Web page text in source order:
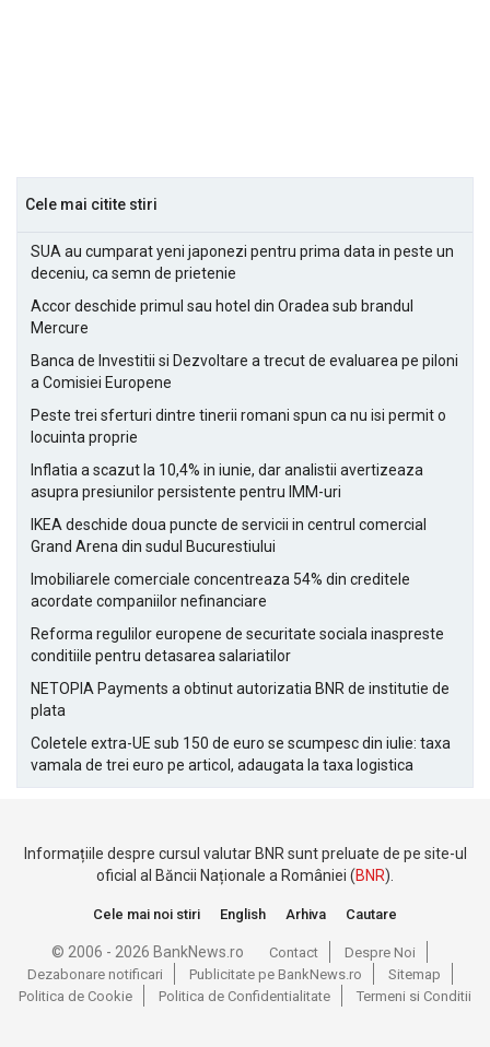
Cele mai citite stiri
SUA au cumparat yeni japonezi pentru prima data in peste un
deceniu, ca semn de prietenie
Accor deschide primul sau hotel din Oradea sub brandul
Mercure
Banca de Investitii si Dezvoltare a trecut de evaluarea pe piloni
a Comisiei Europene
Peste trei sferturi dintre tinerii romani spun ca nu isi permit o
locuinta proprie
Inflatia a scazut la 10,4% in iunie, dar analistii avertizeaza
asupra presiunilor persistente pentru IMM-uri
IKEA deschide doua puncte de servicii in centrul comercial
Grand Arena din sudul Bucurestiului
Imobiliarele comerciale concentreaza 54% din creditele
acordate companiilor nefinanciare
Reforma regulilor europene de securitate sociala inaspreste
conditiile pentru detasarea salariatilor
NETOPIA Payments a obtinut autorizatia BNR de institutie de
plata
Coletele extra-UE sub 150 de euro se scumpesc din iulie: taxa
vamala de trei euro pe articol, adaugata la taxa logistica
Informațiile despre cursul valutar BNR sunt preluate de pe site-ul
oficial al Băncii Naționale a României (BNR).
Cele mai noi stiri English Arhiva Cautare
© 2006 - 2026 BankNews.ro Contact
Despre Noi
Dezabonare notificari
Publicitate pe BankNews.ro
Sitemap
Politica de Cookie
Politica de Confidentialitate Termeni si Conditii